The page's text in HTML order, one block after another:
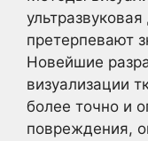
претерпевают
Новейшие
визуализации
более точно и
повреждения,